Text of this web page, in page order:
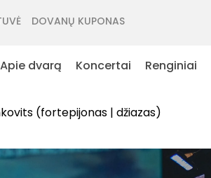
DOVANŲ KUPONAS
Apie dvarą Koncertai Renginiai
(fortepijonas | džiazas)